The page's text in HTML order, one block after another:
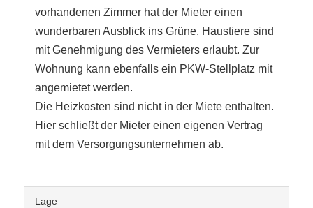
vorhandenen Zimmer hat der Mieter einen
wunderbaren Ausblick ins Grüne. Haustiere sind
mit Genehmigung des Vermieters erlaubt. Zur
Wohnung kann ebenfalls ein PKW-Stellplatz mit
angemietet werden.
Die Heizkosten sind nicht in der Miete enthalten.
Hier schließt der Mieter einen eigenen Vertrag
mit dem Versorgungsunternehmen ab.
Lage